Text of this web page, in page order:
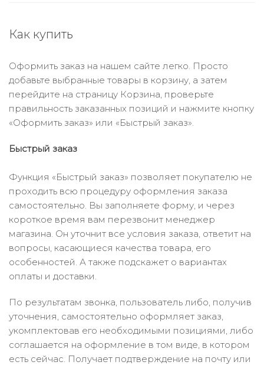
Как купить
Оформить заказ на нашем сайте легко. Просто
добавьте выбранные товары в корзину, а затем
перейдите на страницу Корзина, проверьте
правильность заказанных позиций и нажмите кнопку
«Оформить заказ» или «Быстрый заказ».
Быстрый заказ
Функция «Быстрый заказ» позволяет покупателю не
проходить всю процедуру оформления заказа
самостоятельно. Вы заполняете форму, и через
короткое время вам перезвонит менеджер
магазина. Он уточнит все условия заказа, ответит на
вопросы, касающиеся качества товара, его
особенностей. А также подскажет о вариантах
оплаты и доставки.
По результатам звонка, пользователь либо, получив
уточнения, самостоятельно оформляет заказ,
укомплектовав его необходимыми позициями, либо
соглашается на оформление в том виде, в котором
есть сейчас. Получает подтверждение на почту или